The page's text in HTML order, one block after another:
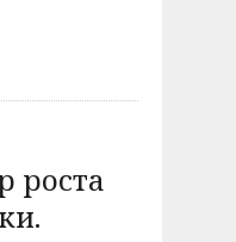
роста